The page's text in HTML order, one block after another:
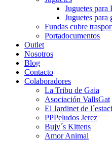
Juguetes para
Juguetes para
Fundas cubre
Portadocumentos
Outlet
Nosotros
Blog
Contacto
Colaboradores
La Tribu de Gaia
Asociación VallsGat
El Jardinet de
PPPeludos Jerez
Bujy´s Kittens
Amor Animal